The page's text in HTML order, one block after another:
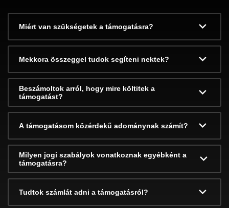
Miért van szükségetek a támogatásra?
Mekkora összeggel tudok segíteni nektek?
Beszámoltok arról, hogy mire költitek a
támogatást?
A támogatásom közérdekű adománynak számít?
Milyen jogi szabályok vonatkoznak egyébként a
támogatásra?
Tudtok számlát adni a támogatásról?